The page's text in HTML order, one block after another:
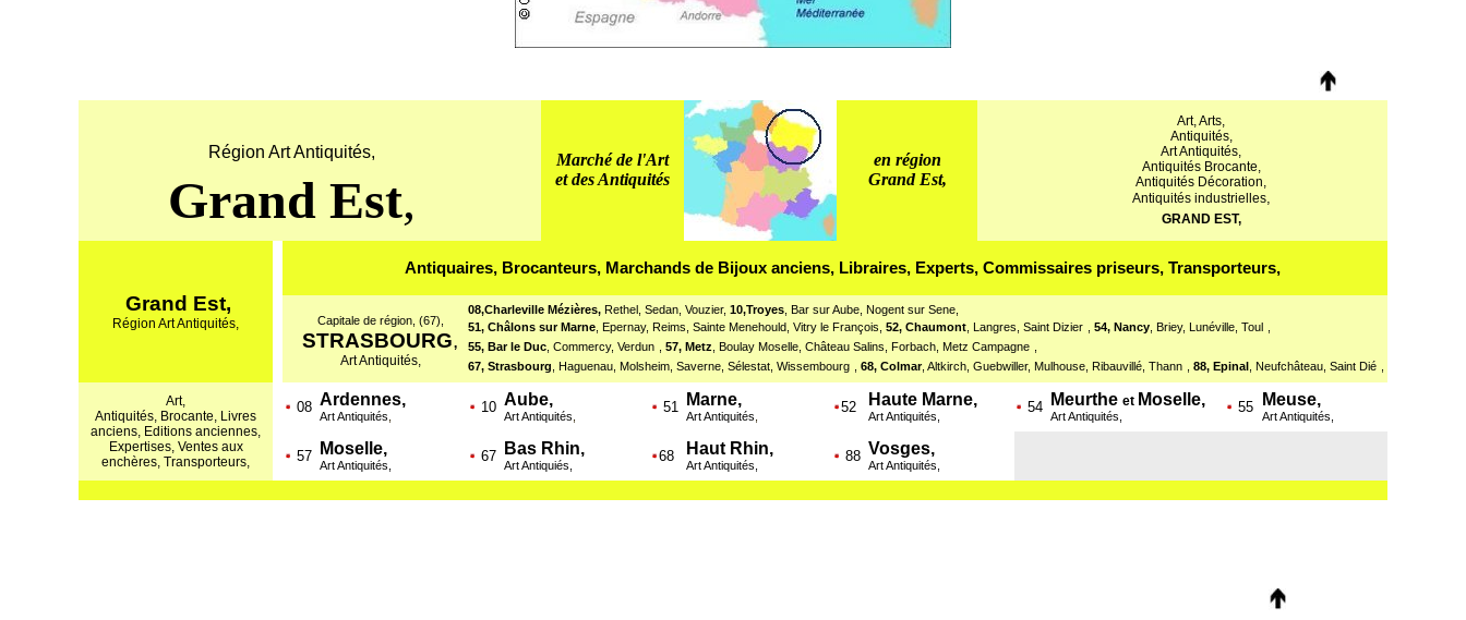
Région Art Antiquités,
Grand Est,
Marché de l'Art
et des Antiquités
en région
Grand Est,
Art, Arts,
Antiquités,
Art Antiquités,
Antiquités Brocante,
Antiquités Décoration,
Antiquités industrielles,
GRAND EST,
Grand Est,
Région Art Antiquités,
Antiquaires, Brocanteurs, Marchands de Bijoux anciens, Libraires, Experts, Commissaires priseurs, Transporteurs,
Capitale de région, (67),
STRASBOURG,
Art Antiquités,
08,Charleville Mézières, Rethel, Sedan, Vouzier, 10,Troyes , Bar sur Aube, Nogent sur Sene
51, Châlons sur Marne , Epernay, Reims, Sainte Menehould, Vitry le François 52, Chaumont , Langres, Saint Dizier 54, Nancy , Briey, Lunéville, Toul
55, Bar le Duc , Commercy, Verdun 57, Metz , Boulay Moselle, Château Salins, Forbach, Metz Campagne
67, Strasbourg , Haguenau, Molsheim, Saverne, Sélestat, Wissembourg 68, Colmar, Altkirch, Guebwiller, Mulhouse, Ribauvillé, Thann 88, Epinal , Neufchâteau, Saint Dié
Art,
Antiquités, Brocante, Livres
anciens, Editions anciennes,
Expertises, Ventes aux
enchères, Transporteurs,
08 Ardennes,
Art Antiquités
10 Aube,
Art Antiquités
51 Marne,
Art Antiquités
52 Haute Marne,
Art Antiquités,
54 Meurthe et Moselle,
Art Antiquités,
55 Meuse,
Art Antiquités,
57 Moselle,
Art Antiquités,
67 Bas Rhin,
Art Antiquiés,
68 Haut Rhin,
Art Antiquités,
88 Vosges,
Art Antiquités,